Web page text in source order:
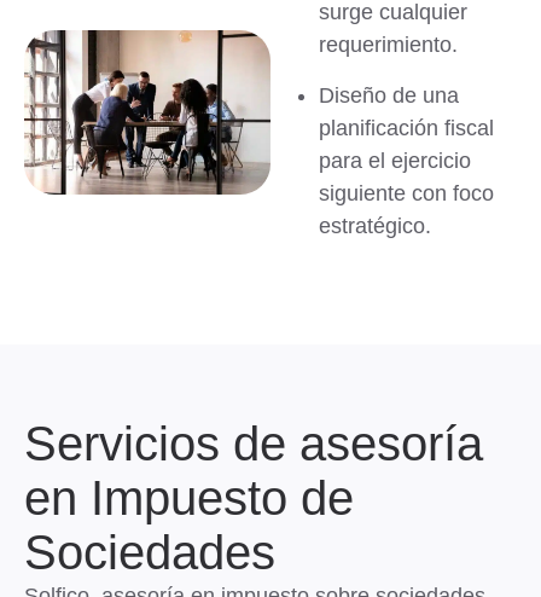
surge cualquier
requerimiento.
Diseño de una
planificación fiscal
para el ejercicio
siguiente con foco
estratégico.
Servicios de asesoría
en Impuesto de
Sociedades